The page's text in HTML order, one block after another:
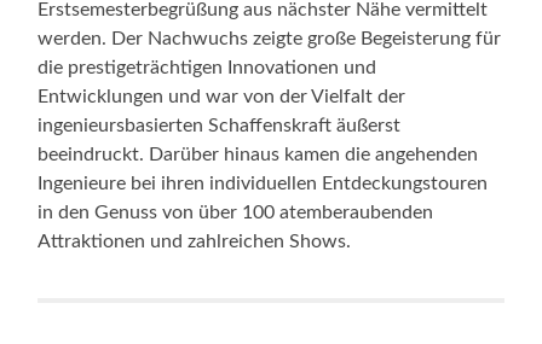
Erstsemesterbegrüßung aus nächster Nähe vermittelt
werden. Der Nachwuchs zeigte große Begeisterung für
die prestigeträchtigen Innovationen und
Entwicklungen und war von der Vielfalt der
ingenieursbasierten Schaffenskraft äußerst
beeindruckt. Darüber hinaus kamen die angehenden
Ingenieure bei ihren individuellen Entdeckungstouren
in den Genuss von über 100 atemberaubenden
Attraktionen und zahlreichen Shows.